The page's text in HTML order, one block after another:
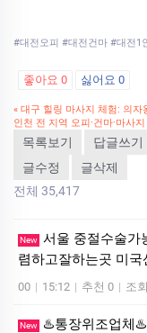
#대전오피 #대전건마 #대전1
좋아요 0 싫어요 0
« 대구 힐링 마사지 체험: 의자
인천 전 지역 오피·건마·마사
목록보기
답글쓰기
글수정
글삭제
전체 35,417
New 서울 중절수술가
렴하고잘하는곳 미
00 | 15:12 | 추천 0 | 조
New
♨️통장위조업체